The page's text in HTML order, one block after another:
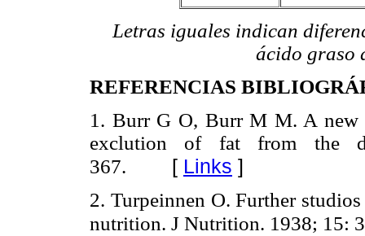
Letras iguales indican
ácido graso
REFERENCIAS
1. Burr G O, Burr M M. A new
exclution of fat from the
367. [ Links ]
2. Turpeinnen O. Further
nutrition. J Nutrition. 1938; 15: